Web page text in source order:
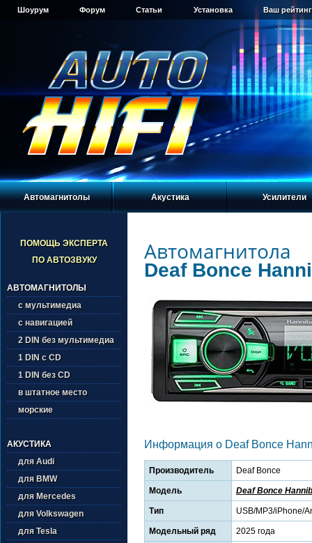
Шоурум Форум Статьи Установка Ваш
Автомагнитолы Акустика Усилители
ПОМОЩЬ ЭКСПЕРТА
ПО АВТОЗВУКУ
АВТОМАГНИТОЛЫ
с мультимедиа
с навигацией
2 DIN без мультимедиа
1 DIN с CD
1 DIN без CD
в штатное место
морские
АКУСТИКА
для Audi
для BMW
для Mercedes
для Volkswagen
для Tesla
Автомагнитола
Deaf Bonce
Информация о Deaf Bonce
Производитель Deaf Bonce
Модель Deaf Bonce
Тип USB/MP3/iPhone/
Модельный ряд 2025 года